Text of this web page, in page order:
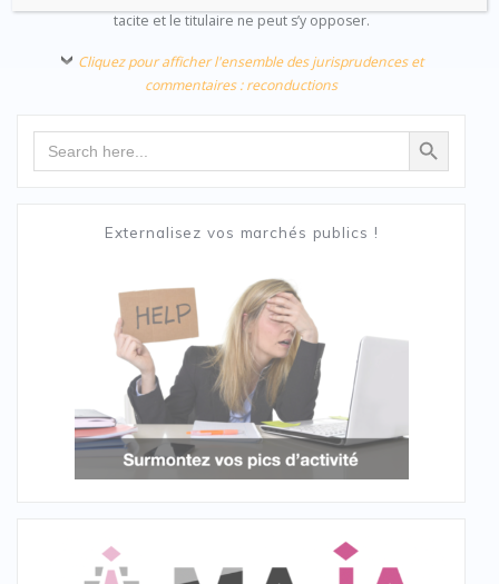
tacite et le titulaire ne peut s’y opposer.
Cliquez pour afficher l'ensemble des jurisprudences et
commentaires : reconductions
Search Search Button
Externalisez vos marchés publics !